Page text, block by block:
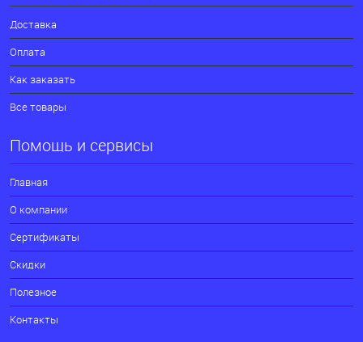
Доставка
Оплата
Как заказать
Все товары
Помощь и сервисы
Главная
О компании
Сертификаты
Скидки
Полезное
Контакты